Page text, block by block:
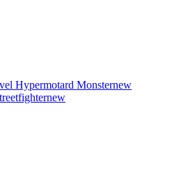
Hypermotard Monsternew
new